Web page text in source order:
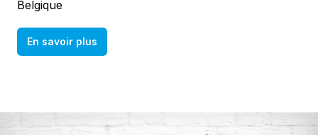
Belgique
En savoir plus